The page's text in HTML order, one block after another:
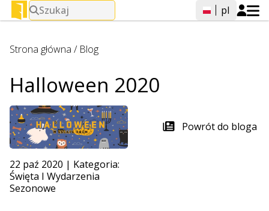
Szukaj pl
Strona główna / Blog
Halloween 2020
22 paź 2020 | Kategoria:
Święta I Wydarzenia
Sezonowe
Powrót do bloga